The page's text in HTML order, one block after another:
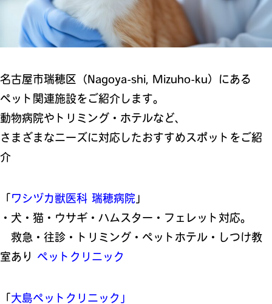
名古屋市瑞穂区（Nagoya-shi, Mizuho-ku）にある
ペット関連施設をご紹介します。
動物病院やトリミング・ホテルなど、
さまざまなニーズに対応したおすすめスポットをご紹
介
ワシヅカ獣医科 瑞穂病院 」
・犬・猫・ウサギ・ハムスター・フェレット対応。
救急・往診・トリミング・ペットホテル・しつけ教
室あり ペットクリニック
大島ペットクリニック」